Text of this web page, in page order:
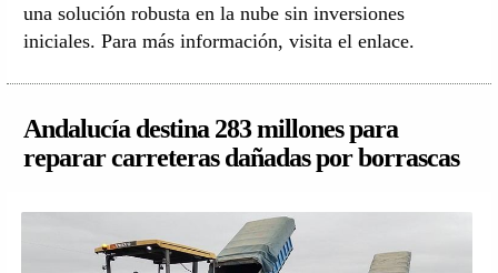
una solución robusta en la nube sin inversiones
iniciales. Para más información, visita el enlace.
Andalucía destina 283 millones para
reparar carreteras dañadas por borrascas